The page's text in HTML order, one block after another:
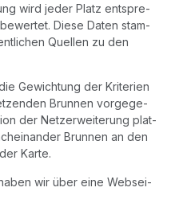
wird jeder Platz ent­spre­
Die­se Daten stam­
Quel­len zu den
Gewich­tung der Kri­te­ri­en
Brun­nen vor­ge­ge­
der Netz­er­wei­te­rung plat­
Brun­nen an den
Karte.
wir über eine Web­sei­